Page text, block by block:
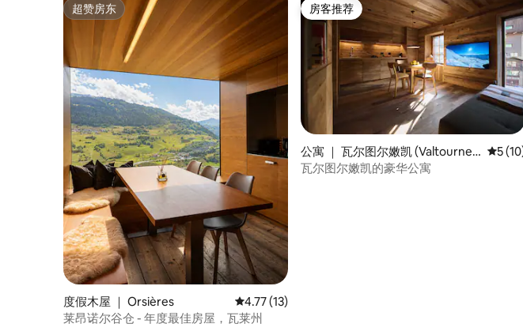
超赞房东
超赞房东
度假木屋 ｜ Orsières 平均评分 4.77 分（满分 5 分），共 13 条评价
4.77 (13)
莱昂诺尔谷仓 - 年度最佳房屋，瓦莱州
房客推荐
房客推荐
公寓 ｜ 瓦尔图尔嫩凯 (Valtournen
che)
平均
5
瓦尔图尔嫩凯的豪华公寓